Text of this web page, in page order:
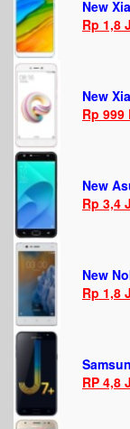
New
Rp 1,8
New
Rp 999
New
Rp 3,4
New
Rp 1,8
RP 4,8